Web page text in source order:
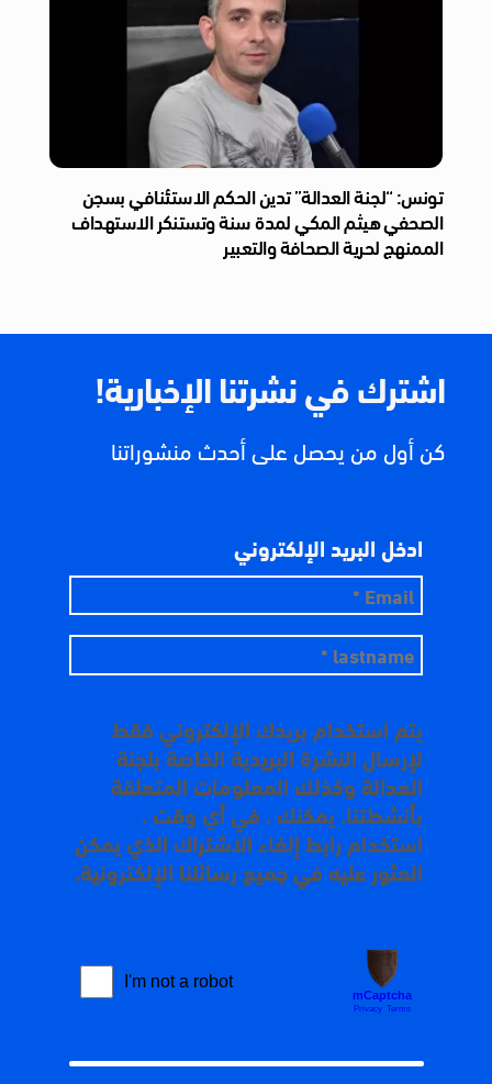
تونس: “لجنة العدالة” تدين الحكم الاستئنافي بسجن
الصحفي هيثم المكي لمدة سنة وتستنكر الاستهداف
الممنهج لحرية الصحافة والتعبير
اشترك في نشرتنا الإخبارية!
كن أول من يحصل على أحدث منشوراتنا
ادخل البريد الإلكتروني
يتم استخدام بريدك الإلكتروني فقط
لإرسال النشرة البريدية الخاصة بلجنة
العدالة وكذلك المعلومات المتعلقة
بأنشطتنا. يمكنك ، في أي وقت ،
استخدام رابط إلغاء الاشتراك الذي يمكن
العثور عليه في جميع رسائلنا الإلكترونية.